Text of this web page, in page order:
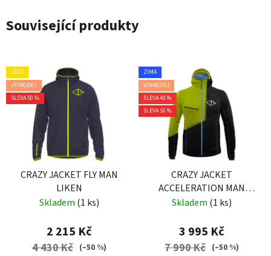
Související produkty
LÉTO
VÝPRODEJ
SLEVA 50 %
CRAZY JACKET FLY MAN
LIKEN
Skladem (1 ks)
2 215 Kč
4 430 Kč (–50 %)
ZIMA
VÝPRODEJ
SLEVA 40 %
SLEVA 50 %
CRAZY JACKET
ACCELERATION MAN
LIKEN
Skladem (1 ks)
3 995 Kč
7 990 Kč (–50 %)